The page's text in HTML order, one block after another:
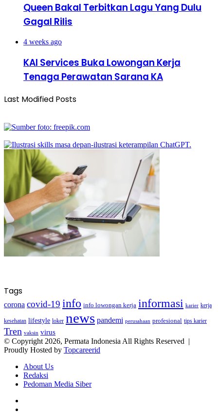
Queen Bakal Terbitkan Lagu Yang Dulu
Gagal Rilis
4 weeks ago
KAI Services Buka Lowongan Kerja
Tenaga Perawatan Sarana KA
Last Modified Posts
Tags
corona covid-19 info info lowongan kerja informasi karier kerja
kesehatan lifestyle loker news pandemi perusahaan profesional tips karier
Tren vaksin virus
© Copyright 2026, Permata Indonesia All Rights Reserved |
Proudly Hosted by Topcareerid
About Us
Redaksi
Pedoman Media Siber